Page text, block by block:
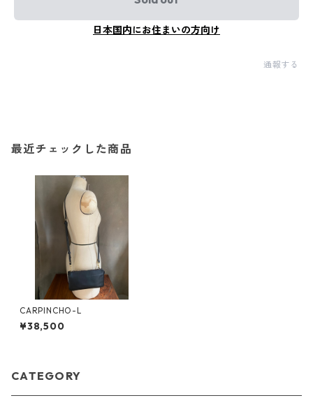
日本国内にお住まいの方向け
通報する
最近チェックした商品
CARPINCHO-L
¥38,500
CATEGORY